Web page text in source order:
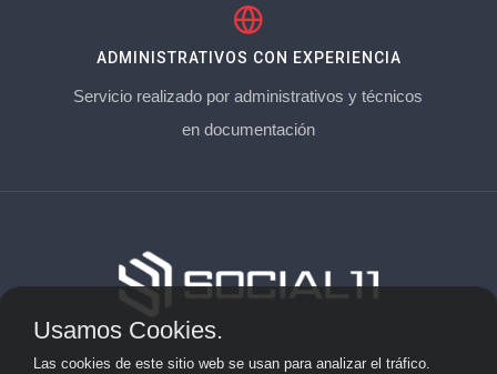
ADMINISTRATIVOS CON EXPERIENCIA
Servicio realizado por administrativos y técnicos
en documentación
Aviso Legal
Usamos Cookies.
Las cookies de este sitio web se usan para analizar el tráfico.